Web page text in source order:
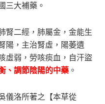
三大補藥。
腎二經，肺屬金，金能生
陽，主治腎虛，陽萎遺
虛弱，勞咳痰血，自汗盜
、調節陰陽的中藥 。
儀洛所著之【本草從